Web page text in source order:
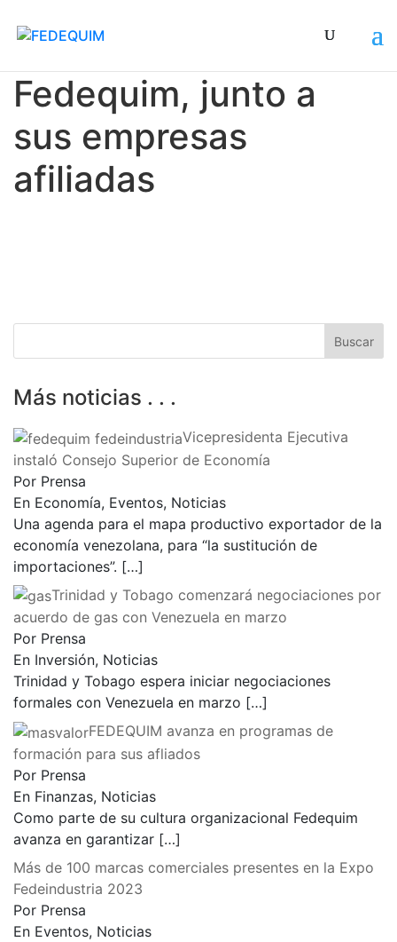
Fedequim, junto a
sus empresas
afiliadas
Más noticias . . .
Vicepresidenta Ejecutiva
instaló Consejo Superior de Economía
Por Prensa
En Economía, Eventos, Noticias
Una agenda para el mapa productivo exportador de la
economía venezolana, para “la sustitución de
importaciones”. […]
Trinidad y Tobago comenzará negociaciones por
acuerdo de gas con Venezuela en marzo
Por Prensa
En Inversión, Noticias
Trinidad y Tobago espera iniciar negociaciones
formales con Venezuela en marzo […]
FEDEQUIM avanza en programas de
formación para sus afliados
Por Prensa
En Finanzas, Noticias
Como parte de su cultura organizacional Fedequim
avanza en garantizar […]
Más de 100 marcas comerciales presentes en la Expo
Fedeindustria 2023
Por Prensa
En Eventos, Noticias